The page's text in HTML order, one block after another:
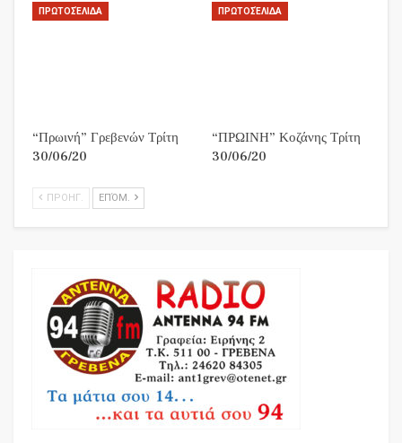
ΠΡΩΤΟΣΈΛΙΔΑ
“Πρωινή” Γρεβενών Τρίτη
30/06/20
ΠΡΩΤΟΣΈΛΙΔΑ
“ΠΡΩΙΝΗ” Κοζάνης Τρίτη
30/06/20
ΠΡΟΗΓ. ΕΠΌΜ.